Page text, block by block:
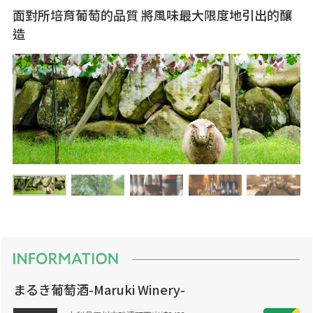
面對所培育葡萄的品質 將風味最大限度地引出的釀
造
まるき葡萄酒-Maruki Winery-